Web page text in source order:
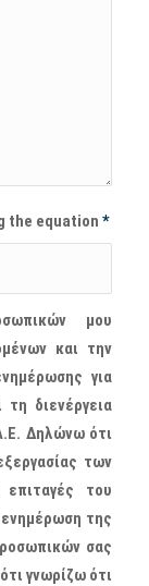
the equation *
μου
και την
για
διενέργεια
των
του
ενημέρωση της
σας